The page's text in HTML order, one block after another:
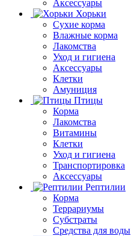
Аксессуары
Хорьки
Сухие корма
Влажные корма
Лакомства
Уход и гигиена
Аксессуары
Клетки
Амуниция
Птицы
Корма
Лакомства
Витамины
Клетки
Уход и гигиена
Транспортировка
Аксессуары
Рептилии
Корма
Террариумы
Субстраты
Средства для воды